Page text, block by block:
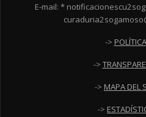
E-mail: *
->
->
-> MAPA DEL
->